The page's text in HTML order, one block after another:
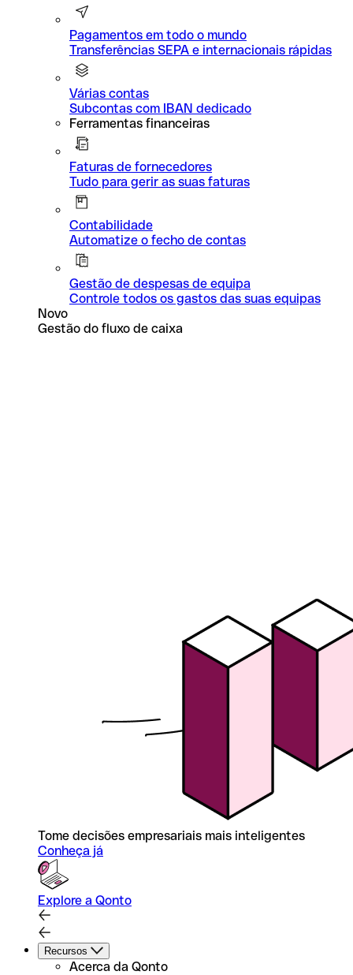
Pagamentos em todo o mundo
Transferências SEPA e internacionais rápidas
Várias contas
Subcontas com IBAN dedicado
Ferramentas financeiras
Faturas de fornecedores
Tudo para gerir as suas faturas
Contabilidade
Automatize o fecho de contas
Gestão de despesas de equipa
Controle todos os gastos das suas equipas
Novo
Gestão do fluxo de caixa
Tome decisões empresariais mais inteligentes
Conheça já
Explore a Qonto
Recursos
Acerca da Qonto